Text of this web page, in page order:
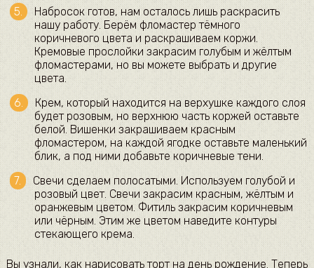
Набросок готов, нам осталось лишь раскрасить
нашу работу. Берём фломастер тёмного
коричневого цвета и раскрашиваем коржи.
Кремовые прослойки закрасим голубым и жёлтым
фломастерами, но вы можете выбрать и другие
цвета.
Крем, который находится на верхушке каждого слоя
будет розовым, но верхнюю часть коржей оставьте
белой. Вишенки закрашиваем красным
фломастером, на каждой ягодке оставьте маленький
блик, а под ними добавьте коричневые тени.
Свечи сделаем полосатыми. Используем голубой и
розовый цвет. Свечи закрасим красным, жёлтым и
оранжевым цветом. Фитиль закрасим коричневым
или чёрным. Этим же цветом наведите контуры
стекающего крема.
Вы узнали, как нарисовать торт на день рождение. Теперь